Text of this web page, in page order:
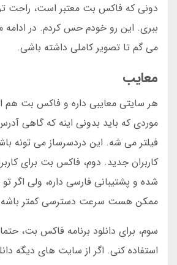
دونی که فاکس بت معتبر است، راحت
ببری. این رو خودم حس کردم. در
می گم تا تصویر کاملی داشته باشی.
معایب
هر سایتی معایبی داره و فاکس بت هم
موردی که باید بدونی اینه که گاهی
فیلتر می شه. این دردسرساز می تونه
کاربران جدید. دوم، فاکس بت برای
شده و پشتیبانی فارسی داره، ولی اگر
ممکن هست سرعت دسترسی کمتر
سوم، برای دانلود برنامه فاکس بت،
استفاده کنی. اگر از سایت های دیگه